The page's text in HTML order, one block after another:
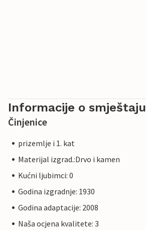
Informacije o smještaju
Činjenice
prizemlje i 1. kat
Materijal izgrad.:Drvo i kamen
Kućni ljubimci: 0
Godina izgradnje: 1930
Godina adaptacije: 2008
Naša ocjena kvalitete: 3